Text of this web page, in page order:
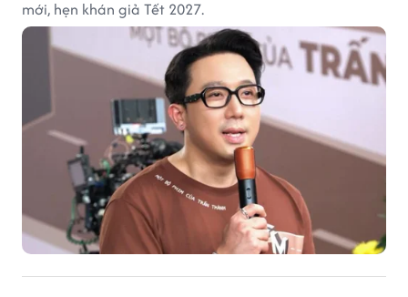
mới, hẹn khán giả Tết 2027.